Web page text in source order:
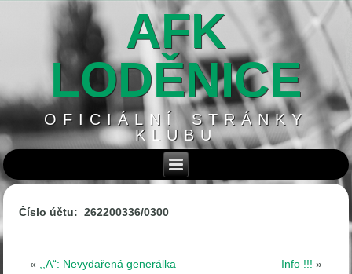
AFK
LODĚNICE
OFICIÁLNÍ STRÁNKY
KLUBU
Číslo účtu: 262200336/0300
« ,,A“: Nevydařená generálka Info !!! »